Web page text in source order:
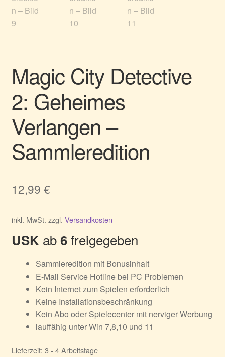
Magic City Detective
2: Geheimes
Verlangen –
Sammleredition
12,99 €
inkl. MwSt. zzgl. Versandkosten
USKab6freigegeben
Sammleredition mit Bonusinhalt
E-Mail Service Hotline bei PC Problemen
Kein Internet zum Spielen erforderlich
Keine Installationsbeschränkung
Kein Abo oder Spielecenter mit nerviger Werbung
lauffähig unter Win 7,8,10 und 11
Lieferzeit: 3 - 4 Arbeitstage